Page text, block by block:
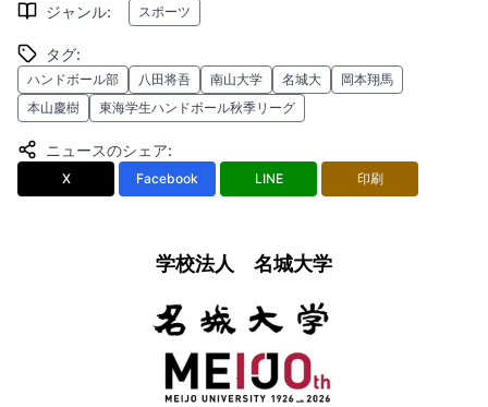
ジャンル: スポーツ
タグ:
ハンドボール部 八田将吾 南山大学 名城大
岡本翔馬
本山慶樹
東海学生ハンドボール秋季リーグ
ニュースのシェア:
X Facebook LINE 印刷
学校法人 名城大学